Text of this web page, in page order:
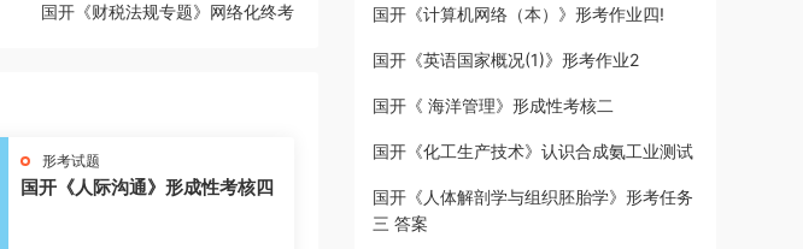
国开《财税法规专题》网络化终考
形考试题
国开《人际沟通》形成性考核四
国开《计算机网络（本）》形考作业四!
国开《英语国家概况(1)》形考作业2
国开《 海洋管理》形成性考核二
国开《化工生产技术》认识合成氨工业测试
国开《人体解剖学与组织胚胎学》形考任务
三 答案